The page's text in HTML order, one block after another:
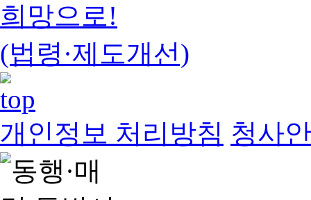
희망으로!
(법령·제도개선)
개인정보 처리방침 청사